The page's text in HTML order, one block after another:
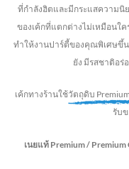
ที่กำลังฮิตและมีกระแสความนิ
ของเค้กที่แตกต่างไม่เหมือนใ
ทำให้งานปาร์ตี้ของคุณพิเศษขึ้
ยัง มีรสชาติอร่
เค้กทางร้านใช้วัตถุดิบ
รับ
เนยแท้ Premium / Premium